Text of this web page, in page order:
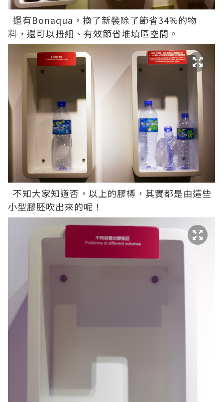
還有Bonaqua，換了新裝除了節省34%的物
料，還可以扭細、有效節省堆填區空間。
不知大家知道否，以上的膠樽，其實都是由這些
小型膠胚吹出來的呢！